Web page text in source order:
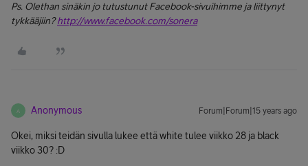
Ps. Olethan sinäkin jo tutustunut Facebook-sivuihimme ja liittynyt
tykkääjiin?http://www.facebook.com/sonera
A Anonymous Forum|Forum|15 years ago
Okei, miksi teidän sivulla lukee että white tulee viikko 28 ja black
viikko 30? :D